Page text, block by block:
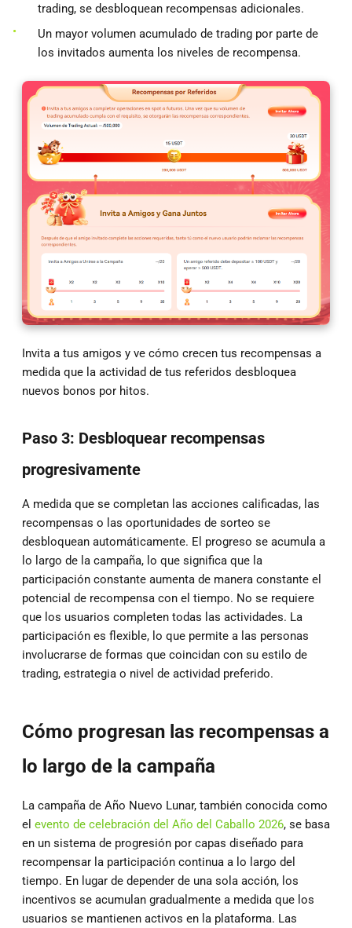
trading, se desbloquean recompensas adicionales.
Un mayor volumen acumulado de trading por parte de
los invitados aumenta los niveles de recompensa.
Invita a tus amigos y ve cómo crecen tus recompensas a
medida que la actividad de tus referidos desbloquea
nuevos bonos por hitos.
Paso 3: Desbloquear recompensas
progresivamente
A medida que se completan las acciones calificadas, las
recompensas o las oportunidades de sorteo se
desbloquean automáticamente. El progreso se acumula a
lo largo de la campaña, lo que significa que la
participación constante aumenta de manera constante el
potencial de recompensa con el tiempo. No se requiere
que los usuarios completen todas las actividades. La
participación es flexible, lo que permite a las personas
involucrarse de formas que coincidan con su estilo de
trading, estrategia o nivel de actividad preferido.
Cómo progresan las recompensas a
lo largo de la campaña
La campaña de Año Nuevo Lunar, también conocida como
el evento de celebración del Año del Caballo 2026, se basa
en un sistema de progresión por capas diseñado para
recompensar la participación continua a lo largo del
tiempo. En lugar de depender de una sola acción, los
incentivos se acumulan gradualmente a medida que los
usuarios se mantienen activos en la plataforma. Las